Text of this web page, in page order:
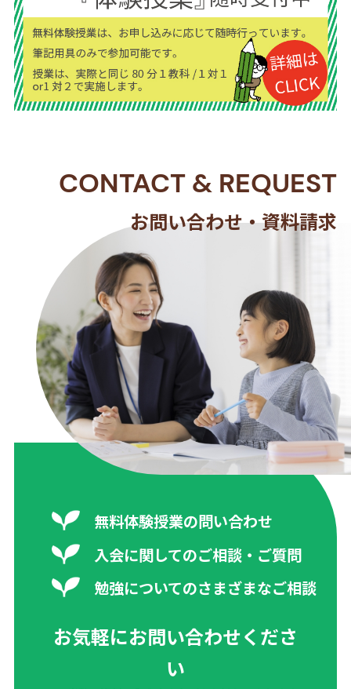
CONTACT & REQUEST
お問い合わせ・資料請求
無料体験授業の問い合わせ
入会に関してのご相談・ご質問
勉強についてのさまざまなご相談
お気軽にお問い合わせくださ
い